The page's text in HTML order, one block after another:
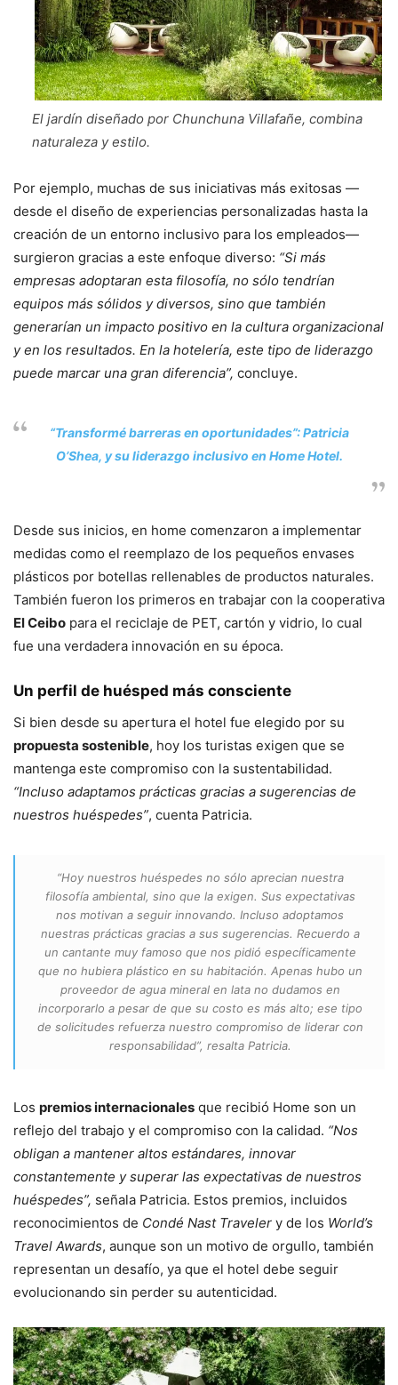
El jardín diseñado por Chunchuna Villafañe, combina
naturaleza y estilo.
Por ejemplo, muchas de sus iniciativas más exitosas —
desde el diseño de experiencias personalizadas hasta la
creación de un entorno inclusivo para los empleados—
surgieron gracias a este enfoque diverso: “Si más
empresas adoptaran esta filosofía, no sólo tendrían
equipos más sólidos y diversos, sino que también
generarían un impacto positivo en la cultura organizacional
y en los resultados. En la hotelería, este tipo de liderazgo
puede marcar una gran diferencia”, concluye.
“Transformé barreras en oportunidades”: Patricia
O’Shea, y su liderazgo inclusivo en Home Hotel.
Desde sus inicios, en home comenzaron a implementar
medidas como el reemplazo de los pequeños envases
plásticos por botellas rellenables de productos naturales.
También fueron los primeros en trabajar con la cooperativa
El Ceibo para el reciclaje de PET, cartón y vidrio, lo cual
fue una verdadera innovación en su época.
Un perfil de huésped más consciente
Si bien desde su apertura el hotel fue elegido por su
propuesta sostenible, hoy los turistas exigen que se
mantenga este compromiso con la sustentabilidad.
“Incluso adaptamos prácticas gracias a sugerencias de
nuestros huéspedes”, cuenta Patricia.
“Hoy nuestros huéspedes no sólo aprecian nuestra
filosofía ambiental, sino que la exigen. Sus expectativas
nos motivan a seguir innovando. Incluso adoptamos
nuestras prácticas gracias a sus sugerencias. Recuerdo a
un cantante muy famoso que nos pidió específicamente
que no hubiera plástico en su habitación. Apenas hubo un
proveedor de agua mineral en lata no dudamos en
incorporarlo a pesar de que su costo es más alto; ese tipo
de solicitudes refuerza nuestro compromiso de liderar con
responsabilidad”, resalta Patricia.
Los premios internacionales que recibió Home son un
reflejo del trabajo y el compromiso con la calidad. “Nos
obligan a mantener altos estándares, innovar
constantemente y superar las expectativas de nuestros
huéspedes”, señala Patricia. Estos premios, incluidos
reconocimientos de Condé Nast Traveler y de los World’s
Travel Awards, aunque son un motivo de orgullo, también
representan un desafío, ya que el hotel debe seguir
evolucionando sin perder su autenticidad.